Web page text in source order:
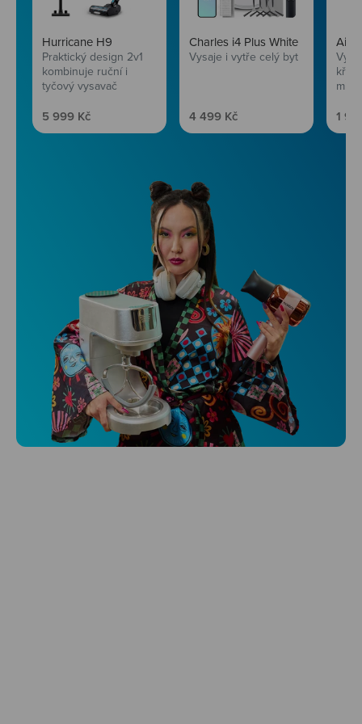
Hurricane H9
Praktický design 2v1
kombinuje ruční i
tyčový vysavač
Prodejní cena
5 999 Kč
Charles i4 Plus White
Vysaje i vytře celý byt
Prodejní cena
4 499 Kč 1
Niceboy ONE Ultra
Hlídá ti zdraví, spánek i pohyb a ještě k
tomu platí.